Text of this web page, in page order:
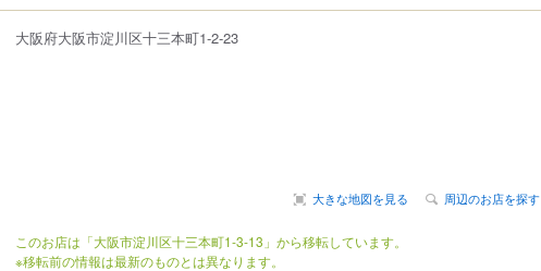
大阪府大阪市淀川区十三本町1-2-23
大きな地図を見る 周辺のお店を探す
このお店は「大阪市淀川区十三本町1-3-13」から移転しています。
※移転前の情報は最新のものとは異なります。